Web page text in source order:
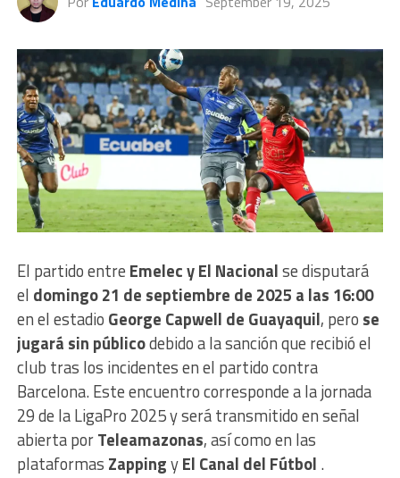
El partido entre Emelec y El Nacionalse disputará
el domingo 21 de septiembre de 2025 a las 16:00
en el estadio George Capwell de Guayaquil, pero se
jugará sin públicodebido a la sanción que recibió el
club tras los incidentes en el partido contra
Barcelona. Este encuentro corresponde a la jornada
29 de la LigaPro 2025 y será transmitido en señal
abierta porTeleamazonas, así como en las
plataformas ZappingyEl Canal del Fútbol .